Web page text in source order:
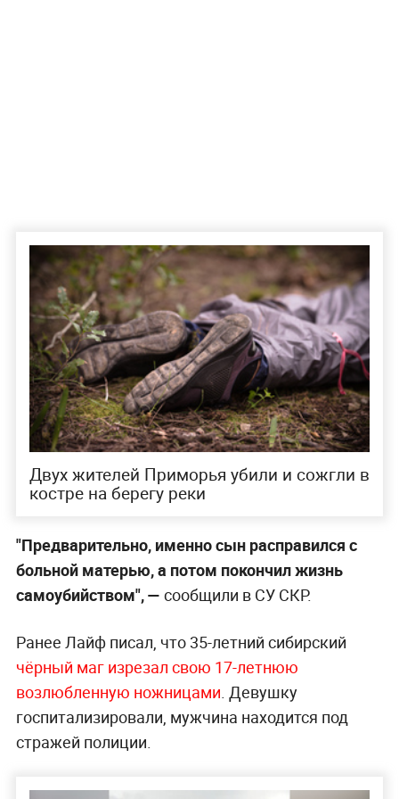
Двух жителей Приморья убили и сожгли в
костре на берегу реки
"Предварительно, именно сын расправился с
больной матерью, а потом покончил жизнь
самоубийством", — сообщили в СУ СКР.
Ранее Лайф писал, что 35-летний сибирский
чёрный маг изрезал свою 17-летнюю
возлюбленную ножницами. Девушку
госпитализировали, мужчина находится под
стражей полиции.